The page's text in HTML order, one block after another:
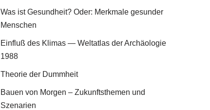
Was ist Gesundheit? Oder: Merkmale gesunder
Menschen
Einfluß des Klimas — Weltatlas der Archäologie
1988
Theorie der Dummheit
Bauen von Morgen – Zukunftsthemen und
Szenarien